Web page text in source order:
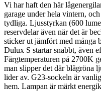
Vi har haft den här
garage under hela vintern,
tydliga. Ljusstyrkan (600
reservdelar även när det är
sticker ut jämfört med många
Dulux S startar snabbt, även
Färgtemperaturen på 2700K
man slipper det där blågröna
lider av. G23-sockeln är
hem. Lampan är märkt